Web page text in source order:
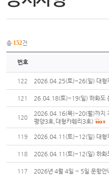
총 152건
번호
122 2026.04.25(토)~26(일) 대형
121 26.04.18(토)~19(일) 하화도
120
2026.04.16(목)~20(월)까지
평양3호,대형카훼리3호)
119 2026.04.11(토)~12(일) 대형
118 2026.04.11(토)~12(일) 하화
117 2026년 4월 4일 ~ 5일 운항안